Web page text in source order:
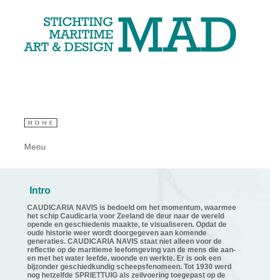
Menu
Intro
CAUDICARIA NAVIS is bedoeld om het momentum, waarmee
het schip Caudicaria voor Zeeland de deur naar de wereld
opende en geschiedenis maakte, te visualiseren. Opdat de
oude historie weer wordt doorgegeven aan komende
generaties. CAUDICARIA NAVIS staat niet alleen voor de
reflectie op de maritieme leefomgeving van de mens die aan-
en met het water leefde, woonde en werkte. Er is ook een
bijzonder geschiedkundig scheepsfenomeen. Tot 1930 werd
nog hetzelfde SPRIETTUIG als zeilvoering toegepast op de